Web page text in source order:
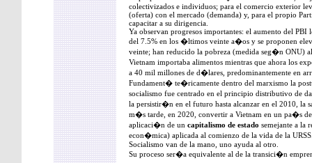
colectivizados e individuos; para el comercio exterior
(oferta) con el mercado (demanda) y, para el propio
capacitar a su dirigencia.
Ya observan progresos importantes: el aumento del PBI
del 7.5% en los �ltimos veinte a�os y se proponen
veinte; han reducido la pobreza (medida seg�n ONU)
Vietnam importaba alimentos mientras que ahora los
a 40 mil millones de d�lares, predominantemente en
Fundament� te�ricamente dentro del marxismo la
socialismo fue centrado en el principio distributivo de
la persistir�n en el futuro hasta alcanzar en el 2010, la
m�s tarde, en 2020, convertir a Vietnam en un pa�s
aplicaci�n de un capitalismo de estado semejante a la
econ�mica) aplicada al comienzo de la vida de la
Socialismo van de la mano, uno ayuda al otro.
Su proceso ser�a equivalente al de la transici�n